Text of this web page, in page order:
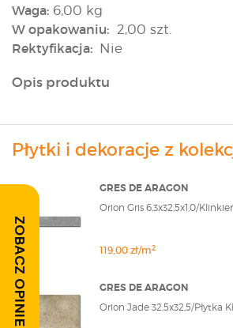
Waga: 6,00 kg
W opakowaniu: 2,00 szt.
Rektyfikacja: Nie
Opis produktu
Płytki i dekoracje z
GRES DE ARAGON
Orion Gris 6,3x32,5x1,0/
119,00 zł/m2
GRES DE ARAGON
Orion Jade 32,5x32,5/Płytka
ZOBACZ OPINIE